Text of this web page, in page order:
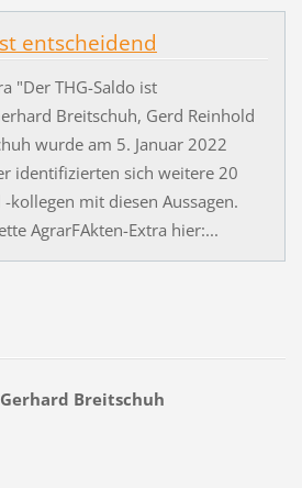
entscheidend
"Der THG-Saldo ist
Breitschuh, Gerd Reinhold
wurde am 5. Januar 2022
identifizierten sich weitere 20
kollegen mit diesen Aussagen.
AgrarFAkten-Extra hier:...
Breitschuh